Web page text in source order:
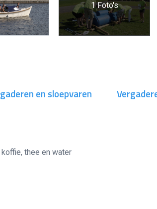
1 Foto's
en sloepvaren
thee en water